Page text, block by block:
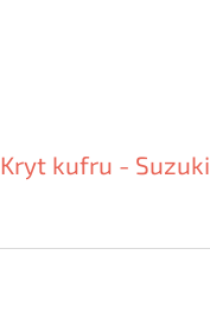
Kryt kufru - Suzuki